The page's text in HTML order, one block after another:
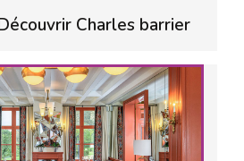
Charles barrier